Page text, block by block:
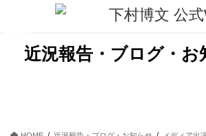
近況報告・ブログ・お